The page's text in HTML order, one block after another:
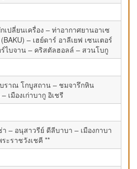
ปลี่ยนเครื่อง – ท่าอากาศยานอาเซ
– เฮย์ดาร์ อาลีเยฟ เซนเตอร์
ไบจาน – คริสตัลฮอลล์ – สวนโบกู
บราณ โกบูสถาน – ชมจารึกหิน
เมืองเก่าบากู อิเชรี
– อนุสาวรีย์ ดีลีบาบา – เมืองกาบา
ะราชวังเชคี **